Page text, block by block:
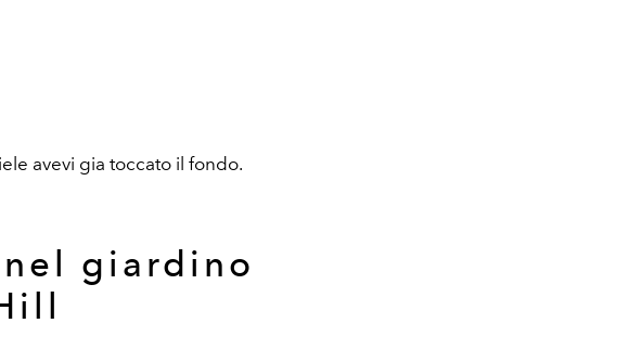
avevi gia toccato il fondo.
giardino